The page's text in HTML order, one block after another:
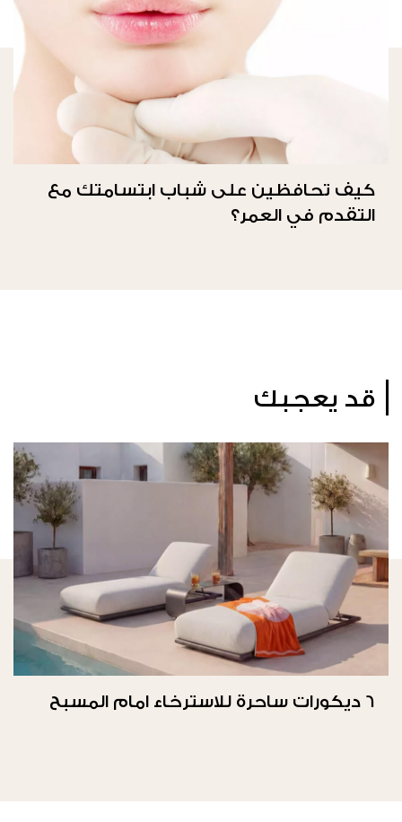
كيف تحافظين على شباب ابتسامتك مع
التقدم في العمر؟
قد يعجبك
6 ديكورات ساحرة للاسترخاء امام المسبح